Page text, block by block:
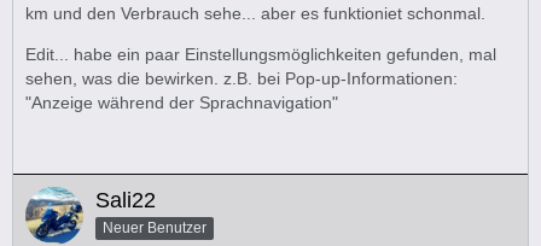
km und den Verbrauch sehe... aber es funktioniet schonmal.
Edit... habe ein paar Einstellungsmöglichkeiten gefunden, mal
sehen, was die bewirken. z.B. bei Pop-up-Informationen:
"Anzeige während der Sprachnavigation"
Sali22
Neuer Benutzer